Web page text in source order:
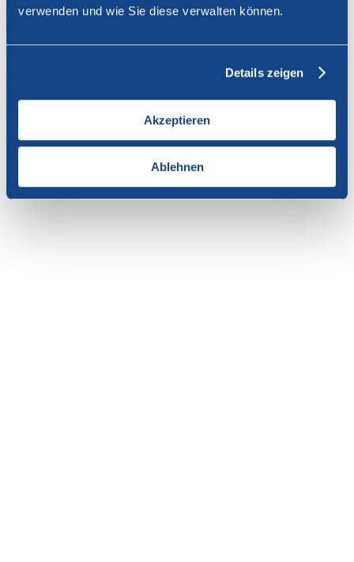
verwenden und wie Sie diese verwalten können.
Details zeigen
Akzeptieren
Ablehnen
En tant que membre de SWISSCOFEL, vous pouvez vous
connecter avec votre nom d'utilisateur et le mot de passe pour
accéder au contenu de cette page.
Si vous n'avez pas encore d'accès, vous pouvez demander par e-mail
votre login personnel ausecrétariat.